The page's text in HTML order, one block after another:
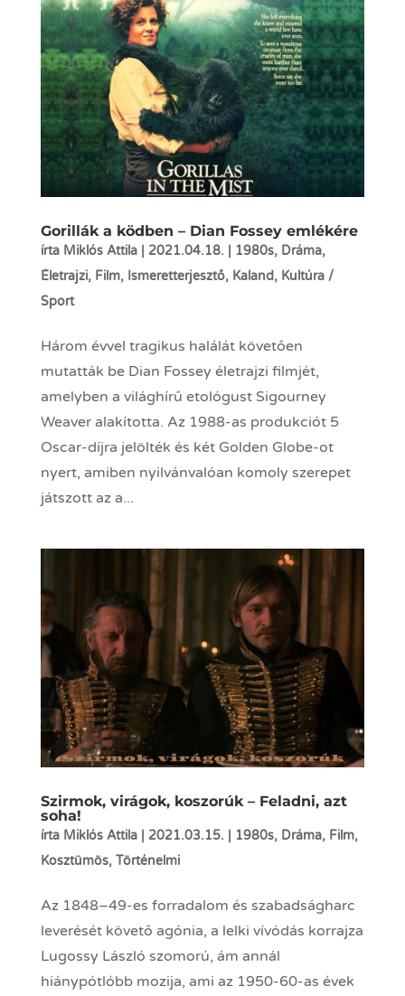
Gorillák a ködben – Dian Fossey emlékére
írta Miklós Attila| 2021.04.18. 1980s, Dráma,
Életrajzi, Film, Ismeretterjesztő, Kaland, Kultúra /
Sport
Három évvel tragikus halálát követően
mutatták be Dian Fossey életrajzi filmjét,
amelyben a világhírű etológust Sigourney
Weaver alakította. Az 1988-as produkciót 5
Oscar-díjra jelölték és két Golden Globe-ot
nyert, amiben nyilvánvalóan komoly szerepet
játszott az a...
Szirmok, virágok, koszorúk – Feladni, azt
soha!
írta Miklós Attila| 2021.03.15. 1980s, Dráma, Film,
Kosztümös, Történelmi
Az 1848–49-es forradalom és szabadságharc
leverését követő agónia, a lelki vívódás korrajza
Lugossy László szomorú, ám annál
hiánypótlóbb mozija, ami az 1950-60-as évek